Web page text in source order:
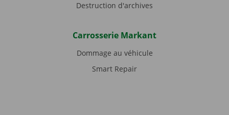
Destruction d'archives
Carrosserie Markant
Dommage au véhicule
Smart Repair